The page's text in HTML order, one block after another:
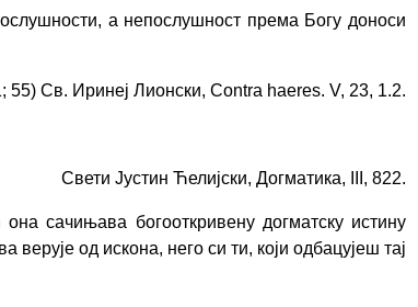
а непослушност према Богу доноси
Св. Иринеј Лионски, Contra haeres. V, 23, 1.2.
Свети Јустин Ћелијски, Догматика, III, 822.
сачињава богооткривену догматску истину
од искона, него си ти, који одбацујеш тај